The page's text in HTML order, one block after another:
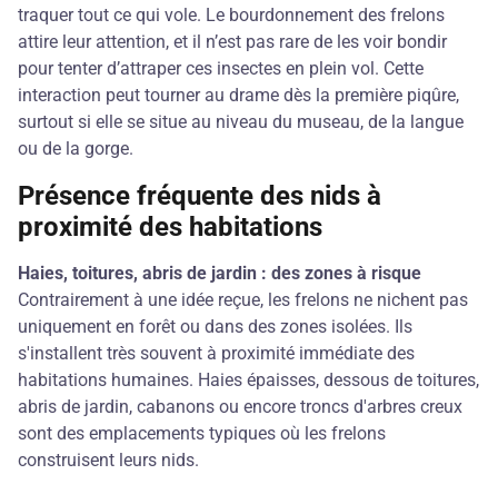
traquer tout ce qui vole. Le bourdonnement des frelons
attire leur attention, et il n’est pas rare de les voir bondir
pour tenter d’attraper ces insectes en plein vol. Cette
interaction peut tourner au drame dès la première piqûre,
surtout si elle se situe au niveau du museau, de la langue
ou de la gorge.
Présence fréquente des nids à
proximité des habitations
Haies, toitures, abris de jardin : des zones à risque
Contrairement à une idée reçue, les frelons ne nichent pas
uniquement en forêt ou dans des zones isolées. Ils
s'installent très souvent à proximité immédiate des
habitations humaines. Haies épaisses, dessous de toitures,
abris de jardin, cabanons ou encore troncs d'arbres creux
sont des emplacements typiques où les frelons
construisent leurs nids.